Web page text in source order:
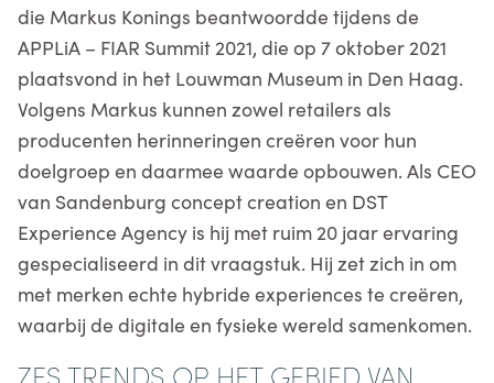
die Markus Konings beantwoordde tijdens de
APPLiA – FIAR Summit 2021, die op 7 oktober 2021
plaatsvond in het Louwman Museum in Den Haag.
Volgens Markus kunnen zowel retailers als
producenten herinneringen creëren voor hun
doelgroep en daarmee waarde opbouwen. Als CEO
van Sandenburg concept creation en DST
Experience Agency is hij met ruim 20 jaar ervaring
gespecialiseerd in dit vraagstuk. Hij zet zich in om
met merken echte hybride experiences te creëren,
waarbij de digitale en fysieke wereld samenkomen.
ZES TRENDS OP HET GEBIED VAN